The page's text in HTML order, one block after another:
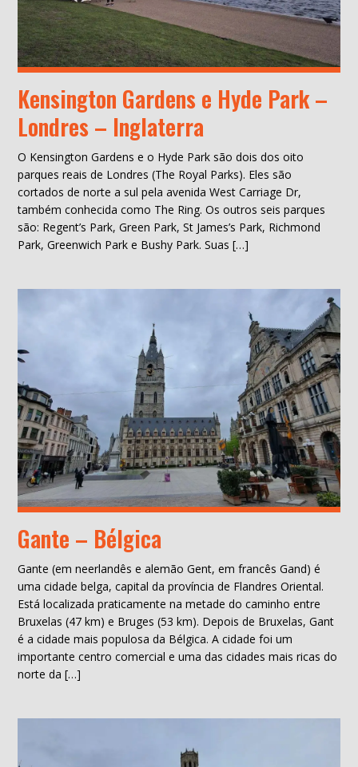
Kensington Gardens e Hyde Park –
Londres – Inglaterra
O Kensington Gardens e o Hyde Park são dois dos oito
parques reais de Londres (The Royal Parks). Eles são
cortados de norte a sul pela avenida West Carriage Dr,
também conhecida como The Ring. Os outros seis parques
são: Regent’s Park, Green Park, St James’s Park, Richmond
Park, Greenwich Park e Bushy Park. Suas […]
Gante – Bélgica
Gante (em neerlandês e alemão Gent, em francês Gand) é
uma cidade belga, capital da província de Flandres Oriental.
Está localizada praticamente na metade do caminho entre
Bruxelas (47 km) e Bruges (53 km). Depois de Bruxelas, Gant
é a cidade mais populosa da Bélgica. A cidade foi um
importante centro comercial e uma das cidades mais ricas do
norte da […]